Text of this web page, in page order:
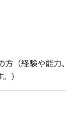
成ツール)
ション
方（経験や能力
）